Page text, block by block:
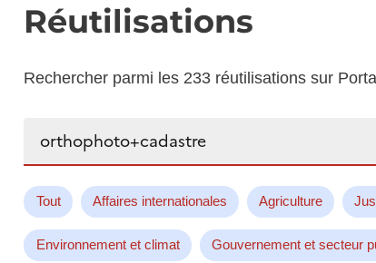
Réutilisations
Rechercher parmi les 233 réutilisations sur
Tout Affaires internationales Agriculture
Environnement et climat Gouvernement et secteur